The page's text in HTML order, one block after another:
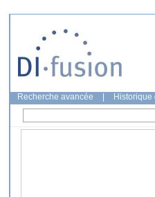
Recherche avancée Historique